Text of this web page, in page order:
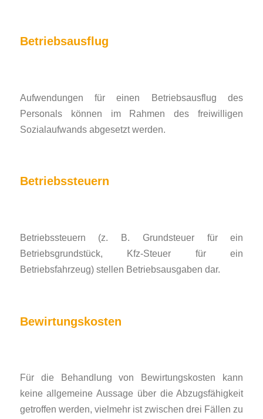
Betriebsausflug
Aufwendungen für einen Betriebsausflug des
Personals können im Rahmen des freiwilligen
Sozialaufwands abgesetzt werden.
Betriebssteuern
Betriebssteuern (z. B. Grundsteuer für ein
Betriebsgrundstück, Kfz-Steuer für ein
Betriebsfahrzeug) stellen Betriebsausgaben dar.
Bewirtungskosten
Für die Behandlung von Bewirtungskosten kann
keine allgemeine Aussage über die Abzugsfähigkeit
getroffen werden, vielmehr ist zwischen drei Fällen zu